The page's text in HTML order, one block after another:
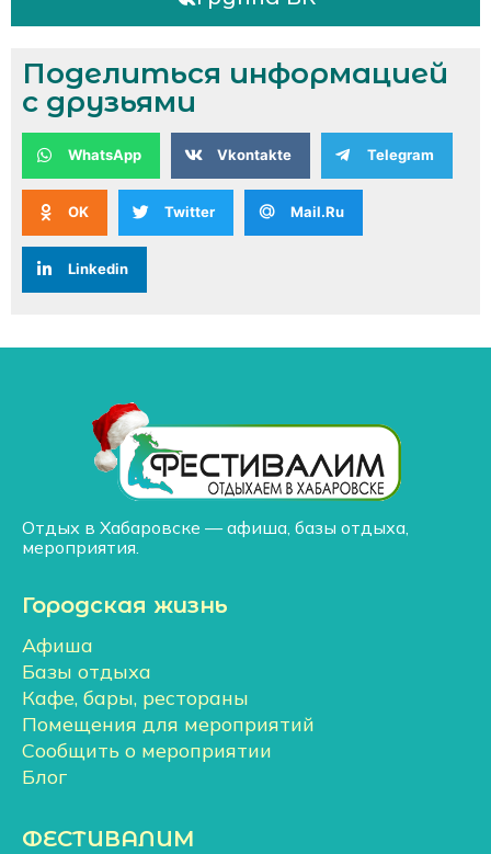
Поделиться информацией
с друзьями
WhatsApp Vkontakte Telegram
OK Twitter Mail.Ru
Linkedin
Отдых в Хабаровске — афиша, базы отдыха,
мероприятия.
Городская жизнь
Афиша
Базы отдыха
Кафе, бары, рестораны
Помещения для мероприятий
Сообщить о мероприятии
Блог
ФЕСТИВАЛИМ